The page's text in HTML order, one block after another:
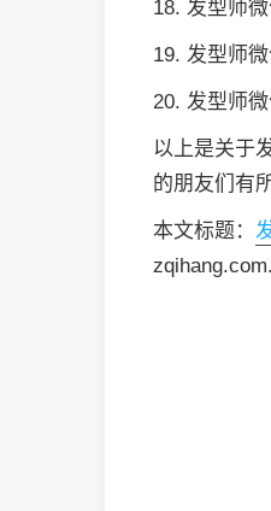
18. 发型师
19. 发型师
20. 发型师
以上是关于
的朋友们有
本文标题：